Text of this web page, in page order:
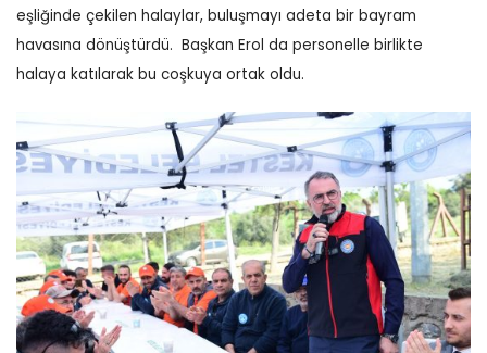
eşliğinde çekilen halaylar, buluşmayı adeta bir bayram
havasına dönüştürdü. Başkan Erol da personelle birlikte
halaya katılarak bu coşkuya ortak oldu.